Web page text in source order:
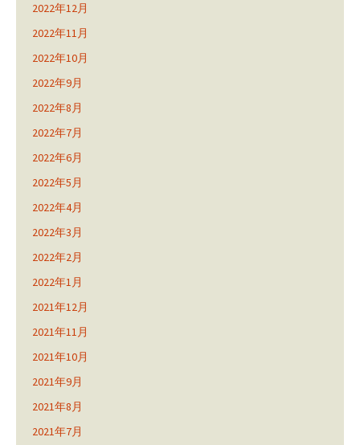
2022年12月
2022年11月
2022年10月
2022年9月
2022年8月
2022年7月
2022年6月
2022年5月
2022年4月
2022年3月
2022年2月
2022年1月
2021年12月
2021年11月
2021年10月
2021年9月
2021年8月
2021年7月